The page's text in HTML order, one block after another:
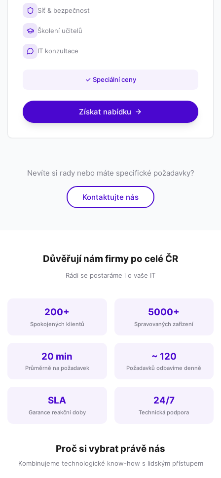
Síť & bezpečnost
Školení učitelů
IT konzultace
✓ Speciální ceny
Získat nabídku
Nevíte si rady nebo máte specifické požadavky?
Kontaktujte nás
Důvěřují nám firmy po celé ČR
Rádi se postaráme i o vaše IT
200+
Spokojených klientů
5000+
Spravovaných zařízení
20 min
Průměrně na požadavek
~ 120
Požadavků odbavíme denně
SLA
Garance reakční doby
24/7
Technická podpora
Proč si vybrat právě nás
Kombinujeme technologické know-how s lidským přístupem